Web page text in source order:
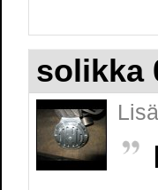
solikka